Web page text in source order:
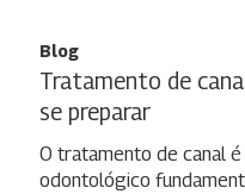
Blog
Tratamento de
se preparar
O tratamento de canal
odontológico